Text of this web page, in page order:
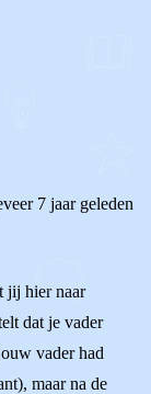
7 jaar geleden
jij hier naar
dat je vader
vader had
maar na de